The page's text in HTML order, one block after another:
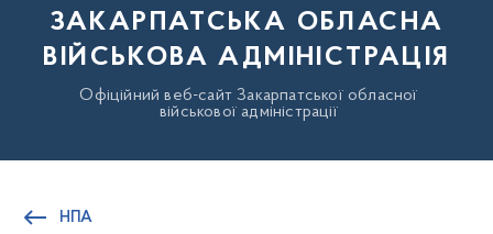
ЗАКАРПАТСЬКА ОБЛАСНА
ВІЙСЬКОВА АДМІНІСТРАЦІЯ
Офіційний веб-сайт Закарпатської обласної
військової адміністрації
НПА